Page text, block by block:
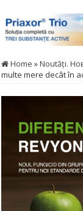
Home »Noutăţi.
multe mere decât în